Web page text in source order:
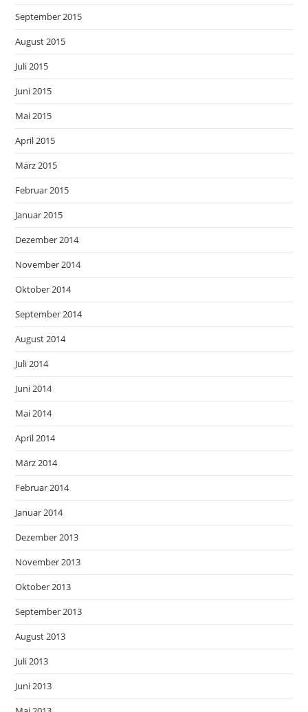
September 2015
August 2015
Juli 2015
Juni 2015
Mai 2015
April 2015
März 2015
Februar 2015
Januar 2015
Dezember 2014
November 2014
Oktober 2014
September 2014
August 2014
Juli 2014
Juni 2014
Mai 2014
April 2014
März 2014
Februar 2014
Januar 2014
Dezember 2013
November 2013
Oktober 2013
September 2013
August 2013
Juli 2013
Juni 2013